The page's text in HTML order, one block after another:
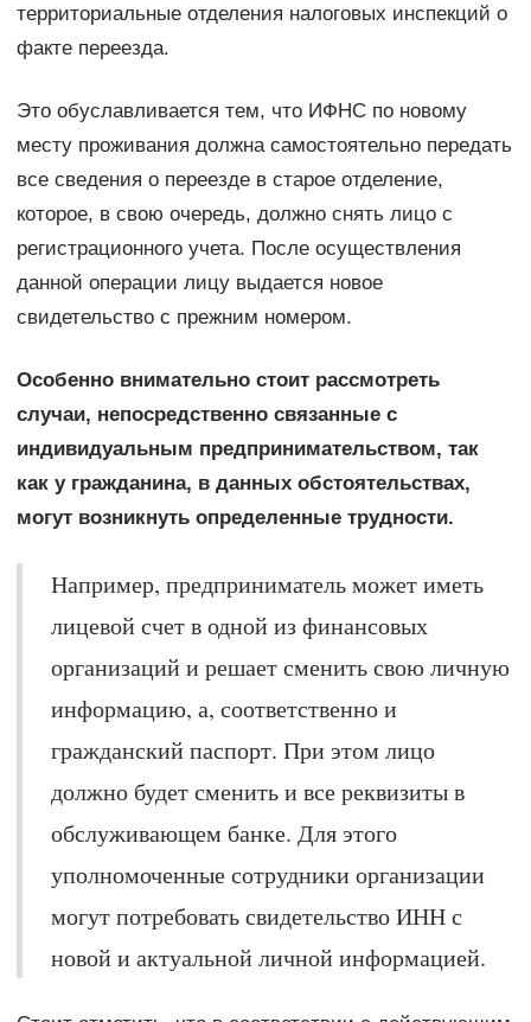
территориальные отделения налоговых инспекций о
факте переезда.
Это обуславливается тем, что ИФНС по новому
месту проживания должна самостоятельно передать
все сведения о переезде в старое отделение,
которое, в свою очередь, должно снять лицо с
регистрационного учета. После осуществления
данной операции лицу выдается новое
свидетельство с прежним номером.
Особенно внимательно стоит рассмотреть
случаи, непосредственно связанные с
индивидуальным предпринимательством, так
как у гражданина, в данных обстоятельствах,
могут возникнуть определенные трудности.
Например, предприниматель может иметь
лицевой счет в одной из финансовых
организаций и решает сменить свою личную
информацию, а, соответственно и
гражданский паспорт. При этом лицо
должно будет сменить и все реквизиты в
обслуживающем банке. Для этого
уполномоченные сотрудники организации
могут потребовать свидетельство ИНН с
новой и актуальной личной информацией.